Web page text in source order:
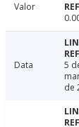
Valor
Data
5
de